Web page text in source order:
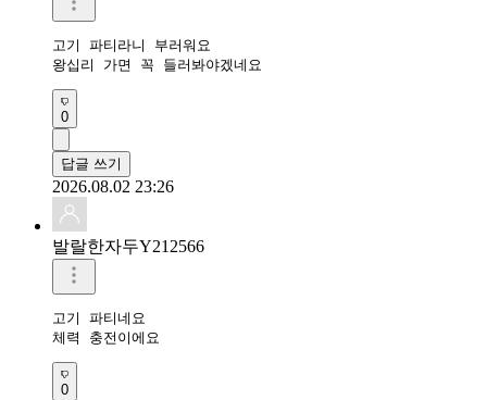
고기 파티라니 부러워요
왕십리 가면 꼭 들러봐야겠네요
0
답글 쓰기
2026.08.02 23:26
발랄한자두Y212566
고기 파티네요
체력 충전이에요
0